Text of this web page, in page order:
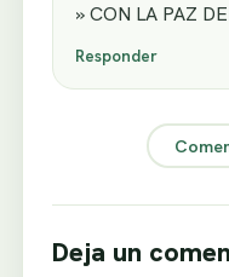
» CON LA PAZ
Responder
Deja un